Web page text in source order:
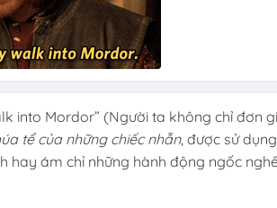
into Mordor” (Người ta không chỉ đơn
tể của những chiếc nhẫn, được sử
hay ám chỉ những hành động ngốc